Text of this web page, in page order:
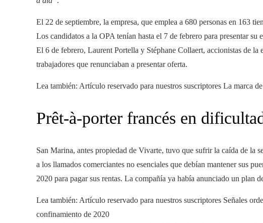
El 22 de septiembre, la empresa, que emplea a 680 personas en 163
Los candidatos a la OPA tenían hasta el 7 de febrero para presentar
El 6 de febrero, Laurent Portella y Stéphane Collaert, accionistas de la
trabajadores que renunciaban a presentar oferta.
Lea también: Artículo reservado para nuestros suscriptores La marca
Prêt-à-porter francés en
San Marina, antes propiedad de Vivarte, tuvo que sufrir la caída de la
a los llamados comerciantes no esenciales que debían mantener sus
2020 para pagar sus rentas. La compañía ya había anunciado un plan
Lea también: Artículo reservado para nuestros suscriptores Señales
confinamiento de 2020